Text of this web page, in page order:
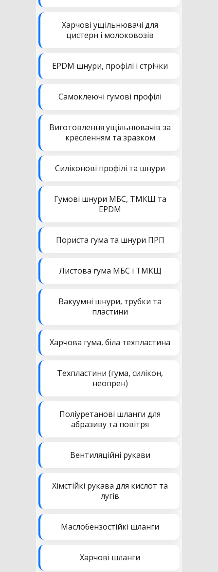
Харчові ущільнювачі для
цистерн і молоковозів
EPDM шнури, профілі і стрічки
Самоклеючі гумові профілі
Виготовлення ущільнювачів за
кресленням та зразком
Силіконові профілі та шнури
Гумові шнури МБС, ТМКЩ та
EPDM
Пориста гума та шнури ПРП
Листова гума МБС і ТМКЩ
Вакуумні шнури, трубки та
пластини
Харчова гума, біла техпластина
Техпластини (гума, силікон,
неопрен)
Поліуретанові шланги для
абразиву та повітря
Вентиляційні рукави
Хімстійкі рукава для кислот та
лугів
Маслобензостійкі шланги
Харчові шланги